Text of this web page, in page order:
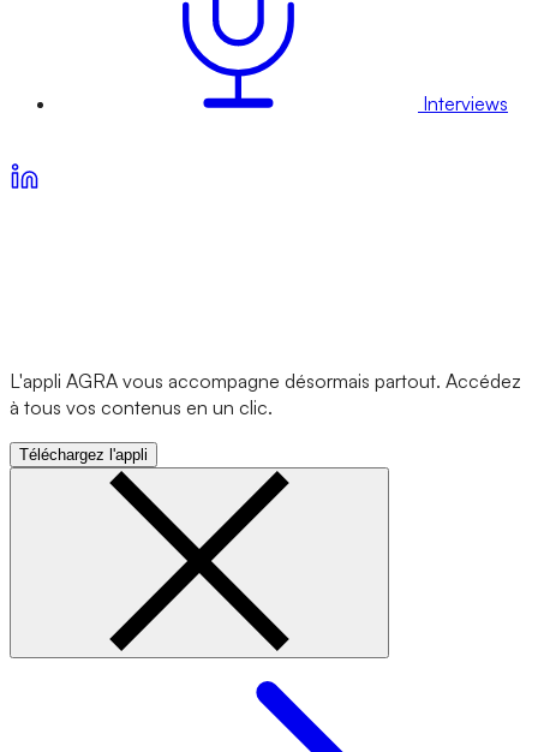
Interviews
L'appli AGRA vous accompagne désormais partout. Accédez
à tous vos contenus en un clic.
Téléchargez l'appli